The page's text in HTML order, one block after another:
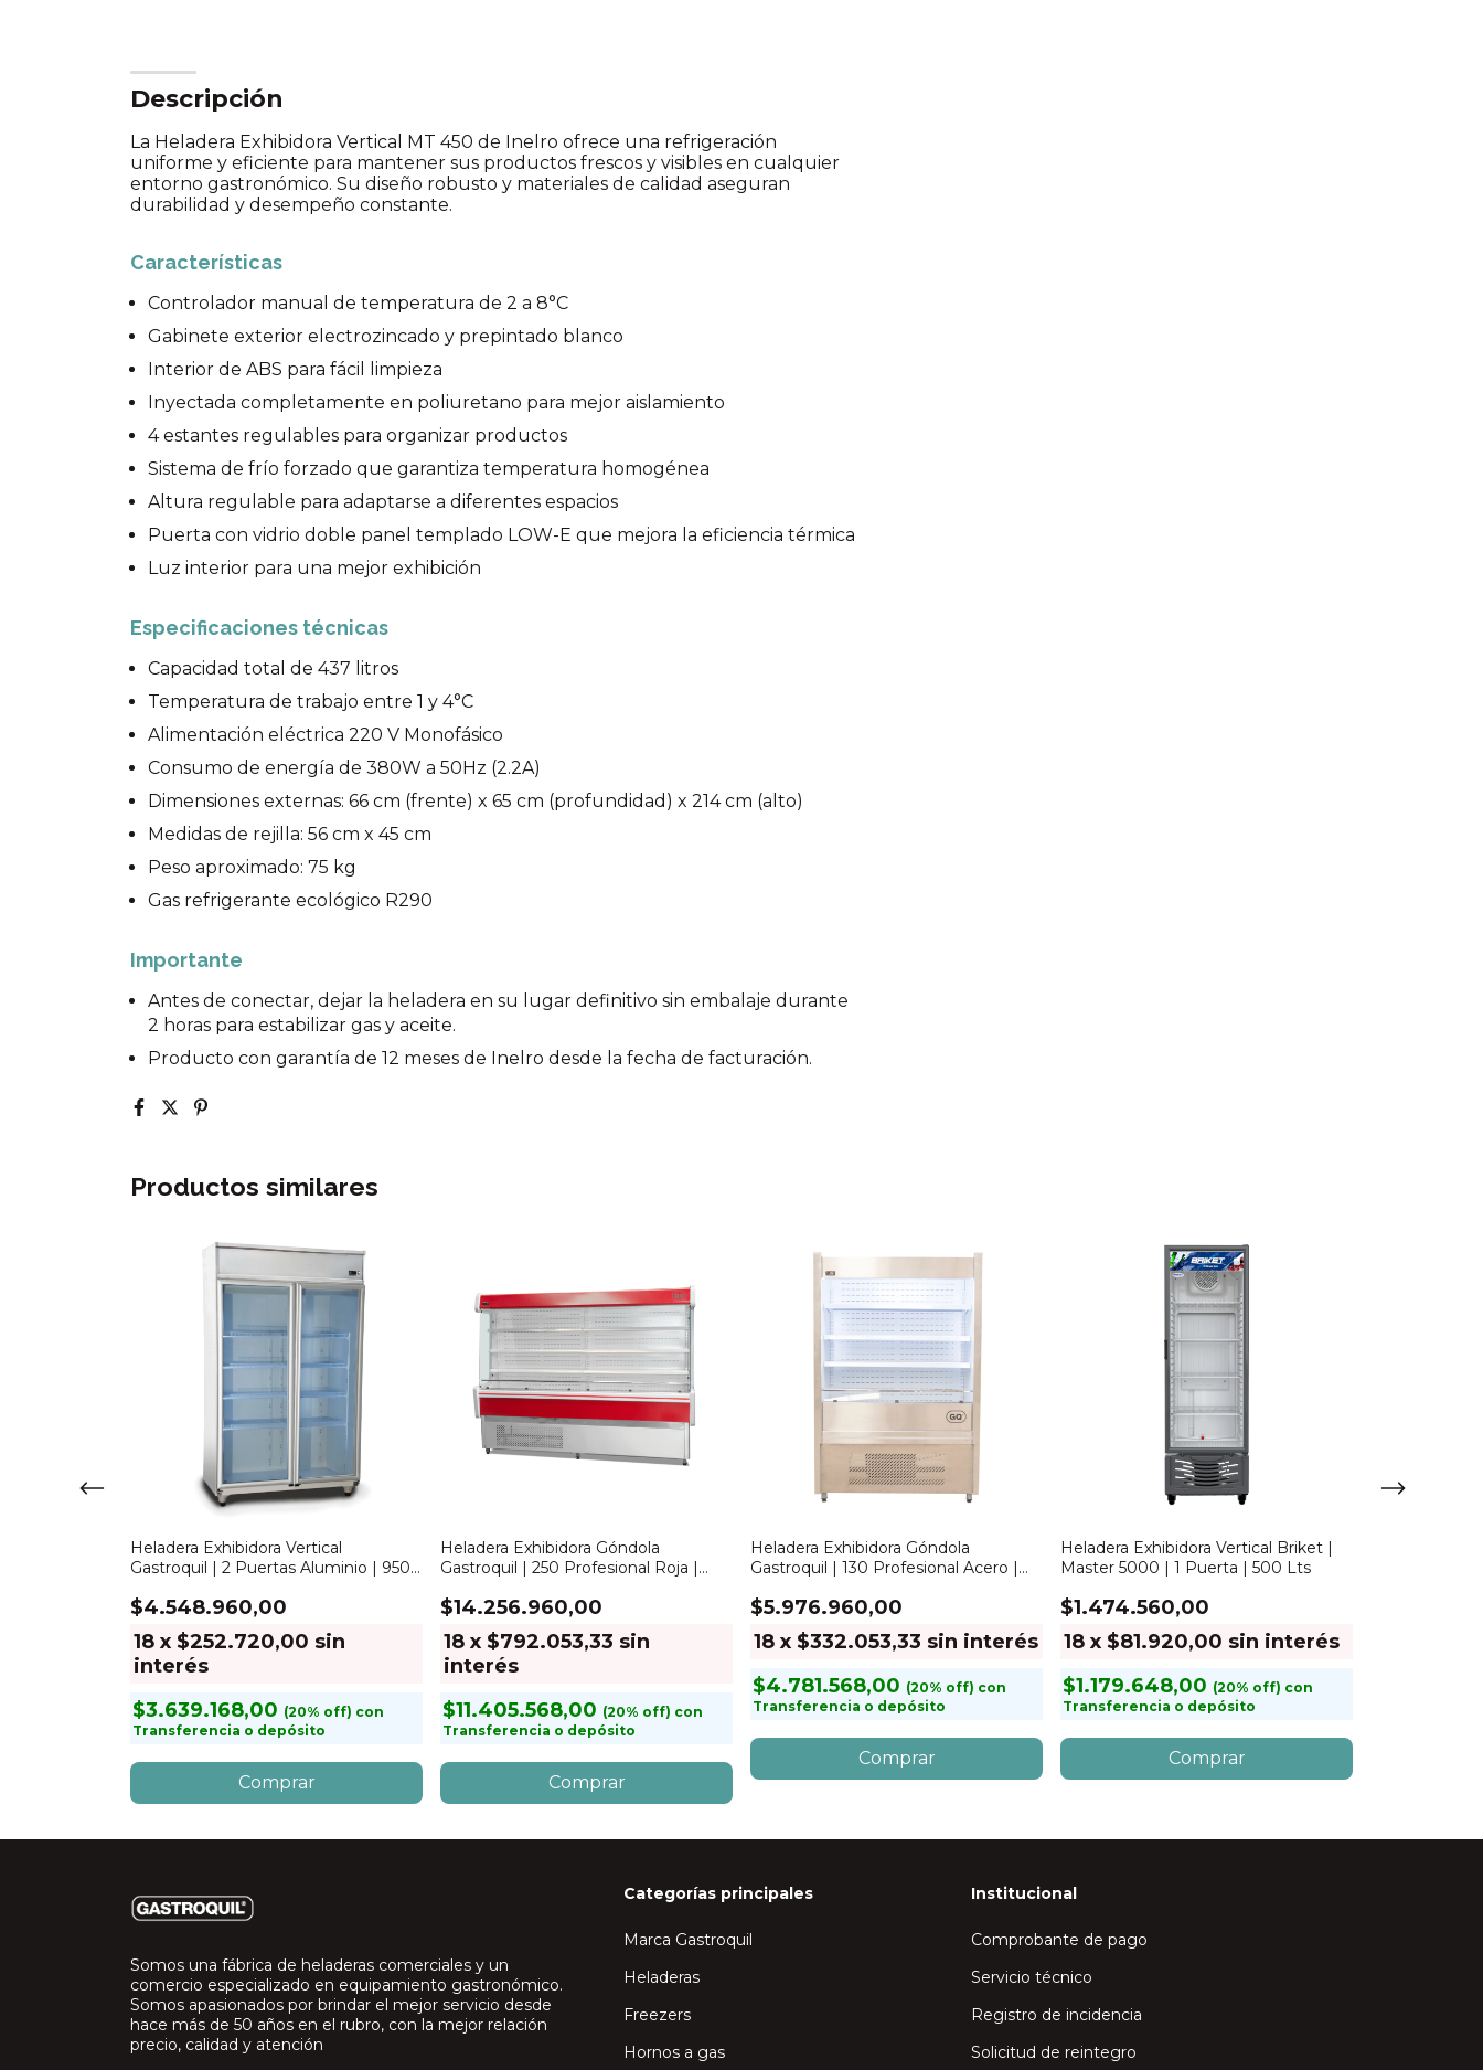
Descripción
La Heladera Exhibidora Vertical MT 450 de Inelro ofrece una refrigeración
uniforme y eficiente para mantener sus productos frescos y visibles en cualquier
entorno gastronómico. Su diseño robusto y materiales de calidad aseguran
durabilidad y desempeño constante.
Características
Controlador manual de temperatura de 2 a 8°C
Gabinete exterior electrozincado y prepintado blanco
Interior de ABS para fácil limpieza
Inyectada completamente en poliuretano para mejor aislamiento
4 estantes regulables para organizar productos
Sistema de frío forzado que garantiza temperatura homogénea
Altura regulable para adaptarse a diferentes espacios
Puerta con vidrio doble panel templado LOW-E que mejora la eficiencia térmica
Luz interior para una mejor exhibición
Especificaciones técnicas
Capacidad total de 437 litros
Temperatura de trabajo entre 1 y 4°C
Alimentación eléctrica 220 V Monofásico
Consumo de energía de 380W a 50Hz (2.2A)
Dimensiones externas: 66 cm (frente) x 65 cm (profundidad) x 214 cm (alto)
Medidas de rejilla: 56 cm x 45 cm
Peso aproximado: 75 kg
Gas refrigerante ecológico R290
Importante
Antes de conectar, dejar la heladera en su lugar definitivo sin embalaje durante
2 horas para estabilizar gas y aceite.
Producto con garantía de 12 meses de Inelro desde la fecha de facturación.
Productos similares
Heladera Exhibidora Vertical
Gastroquil | 2 Puertas Aluminio | 950
$4.548.960,00
18 x $252.720,00 sin
interés
$3.639.168,00
con
Transferencia o depósito
Heladera Exhibidora Góndola
Gastroquil | 250 Profesional Roja |
$14.256.960,00
18 x $792.053,33 sin
interés
$11.405.568,00
con
Transferencia o depósito
Heladera Exhibidora Góndola
Gastroquil | 130 Profesional Acero |
$5.976.960,00
18 x $332.053,33 sin interés
$4.781.568,00
con
Transferencia o depósito
Heladera Exhibidora Vertical Briket |
Master 5000 | 1 Puerta | 500 Lts
$1.474.560,00
18 x $81.920,00 sin interés
$1.179.648,00
con
Transferencia o depósito
Somos una fábrica de heladeras comerciales y un
comercio especializado en equipamiento gastronómico.
Somos apasionados por brindar el mejor servicio desde
hace más de 50 años en el rubro, con la mejor relación
precio, calidad y atención
Categorías principales
Marca Gastroquil
Heladeras
Freezers
Hornos a gas
Institucional
Comprobante de pago
Servicio técnico
Registro de incidencia
Solicitud de reintegro